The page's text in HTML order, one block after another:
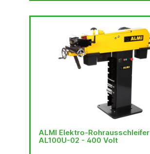
ALMI Elektro-Rohrausschleifer
AL100U-02 - 400 Volt